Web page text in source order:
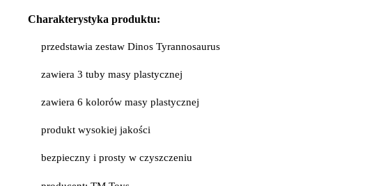
Charakterystyka produktu:
przedstawia zestaw Dinos Tyrannosaurus
zawiera 3 tuby masy plastycznej
zawiera 6 kolorów masy plastycznej
produkt wysokiej jakości
bezpieczny i prosty w czyszczeniu